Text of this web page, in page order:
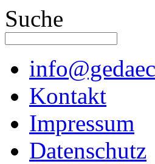
Suche
Kontakt
Impressum
Datenschutz